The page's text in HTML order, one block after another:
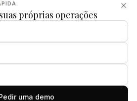
próprias operações
uma demo